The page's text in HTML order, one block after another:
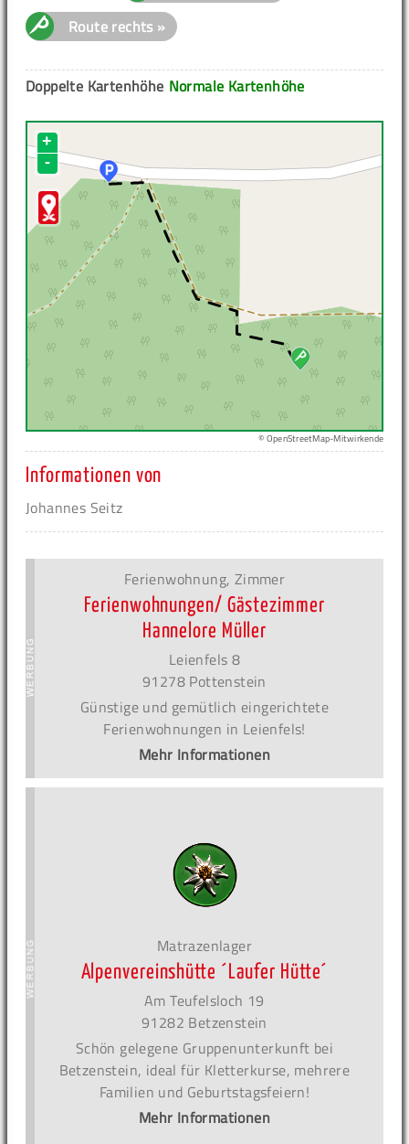
Route rechts »
Normale Kartenhöhe
Doppelte Kartenhöhe
+
-
© OpenStreetMap-Mitwirkende
Informationen von
Johannes Seitz
Ferienwohnung, Zimmer
Ferienwohnungen/ Gästezimmer
Hannelore Müller
Leienfels 8
91278 Pottenstein
Günstige und gemütlich eingerichtete
Ferienwohnungen in Leienfels!
Mehr Informationen
Matrazenlager
Alpenvereinshütte ´Laufer Hütte´
Am Teufelsloch 19
91282 Betzenstein
Schön gelegene Gruppenunterkunft bei
Betzenstein, ideal für Kletterkurse, mehrere
Familien und Geburtstagsfeiern!
Mehr Informationen